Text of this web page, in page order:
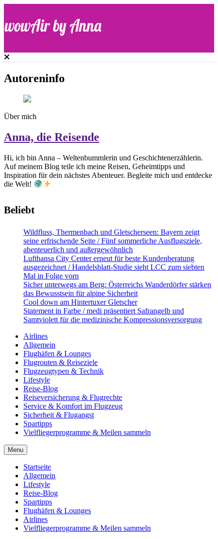
content
WOW-Air
Autoreninfo
Über mich
Anna, die Reisende
Hi, ich bin Anna – Weltenbummlerin und Geschichtenerzählerin.
Auf meinem Blog teile ich meine Reisen, Geheimtipps und
Inspiration für dein nächstes Abenteuer. Begleite mich und entdecke
die Welt!
Beliebt
Wildfluss, Thermenbach und Gletscherseen: Bayern zeigt
seine erfrischende Seite / Fünf sommerliche Ausflugsziele,
abenteuerlich und außergewöhnlich
Lufthansa City Center erneut für beste Kundenberatung
ausgezeichnet / Handelsblatt-Studie sieht LCC zum siebten
Mal in Folge vorn
Sicher unterwegs am Berg: Österreichs Wanderdörfer stärken
das Bewusstsein für alpine Sicherheit
Cool down am Hintertuxer Gletscher
Statement in Farbe / medi präsentiert Safrangelb und
Samtviolett für die medizinische Kompressionsversorgung
Airlines
Allgemein
Flughäfen & Lounges
Flugrouten & Reiseziele
Flugzeugtypen & Technik
Lifestyle
Reise-Blog
Reiseversicherung & Flugrechte
Service & Komfort im Flugzeug
Sicherheit & Flugangst
Spartipps
Vielfliegerprogramme & Meilen sammeln
Menu
Startseite
Allgemein
Lifestyle
Reise-Blog
Spartipps
Flughäfen & Lounges
Airlines
Vielfliegerprogramme & Meilen sammeln